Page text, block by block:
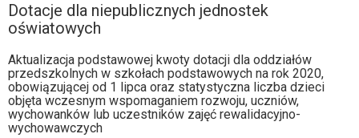
Dotacje dla niepublicznych jednostek
oświatowych
Aktualizacja podstawowej kwoty dotacji dla oddziałów
przedszkolnych w szkołach podstawowych na rok 2020,
obowiązującej od 1 lipca oraz statystyczna liczba dzieci
objęta wczesnym wspomaganiem rozwoju, uczniów,
wychowanków lub uczestników zajęć rewalidacyjno-
wychowawczych
której dane dotyczą lub na podstawie
zautomatyzowany;
prawo sprzeciwu wobec przetwarzania
danych na podstawie art. 21 RODO, wobec
przetwarzania danych osobowych, którego
podstawą prawną jest: